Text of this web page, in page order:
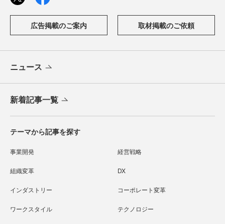
広告掲載のご案内 取材掲載のご依頼
ニュース
新着記事一覧
テーマから記事を探す
事業開発 経営戦略
組織変革 DX
インダストリー コーポレート変革
ワークスタイル テクノロジー